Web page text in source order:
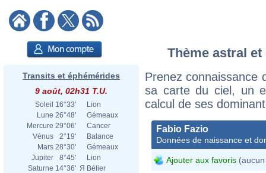
Transits et éphémérides
9 août, 02h31 T.U.
Soleil 16°33'
Lion
Lune 26°48'
Gémeaux
Mercure 29°06'
Cancer
Vénus
2°19'
Balance
Mars 28°30'
Gémeaux
Jupiter
8°45'
Lion
Saturne 14°36' Я Bélier
Thème astral
Prenez connaissance
sa carte du ciel, un
calcul de ses
Fabio Fazio
Données de naissance et
Ajouter aux favoris